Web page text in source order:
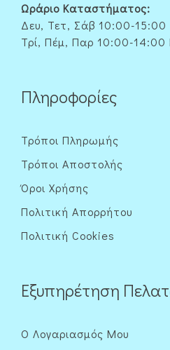
Ωράριο Καταστήματος:
Δευ, Τετ, Σάβ 10:00-15:00
Τρί, Πέμ, Παρ 10:00-14:00
Πληροφορίες
Τρόποι Πληρωμής
Τρόποι Αποστολής
Όροι Χρήσης
Πολιτική Απορρήτου
Πολιτική Cookies
Εξυπηρέτηση
Ο Λογαριασμός Μου